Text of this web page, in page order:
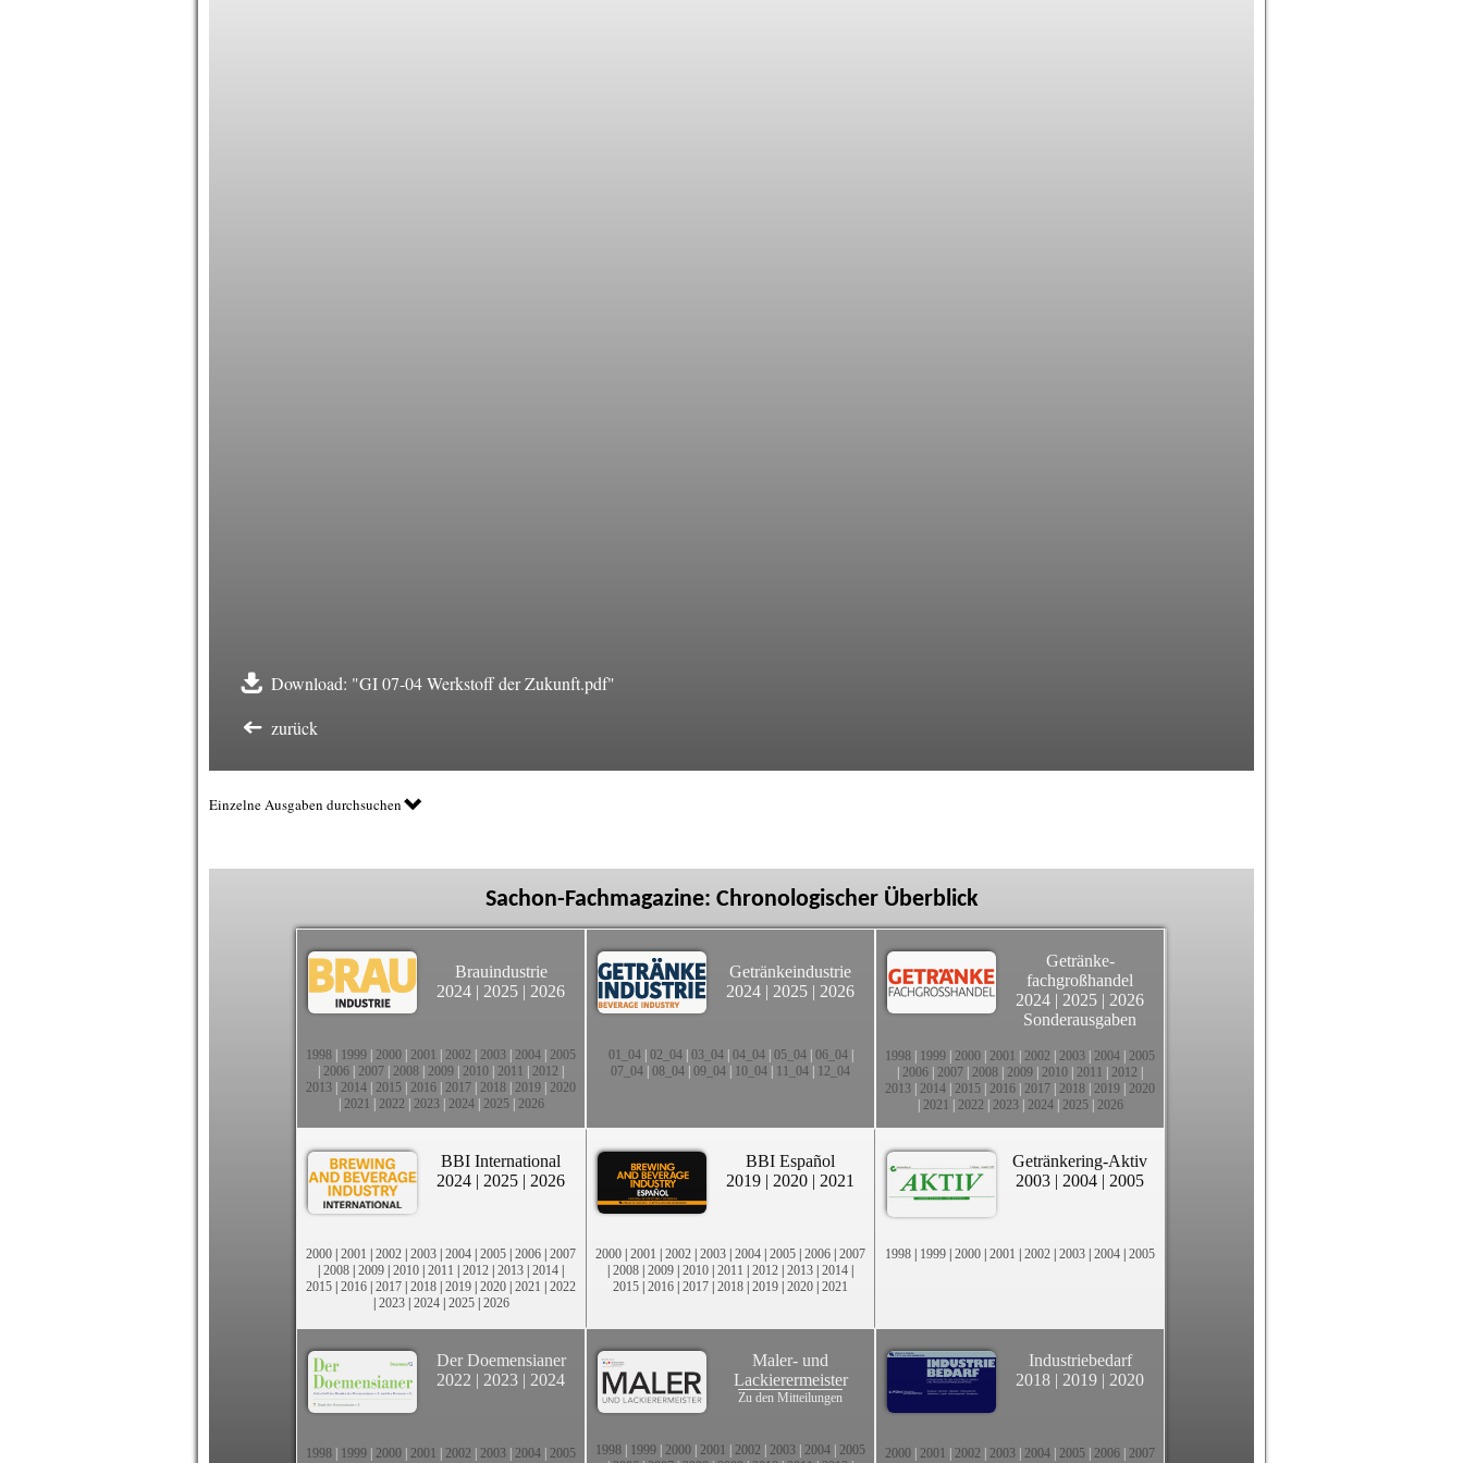
Download: "GI 07-04 Werkstoff der Zukunft.pdf"
zurück
Einzelne Ausgaben durchsuchen
Sachon-Fachmagazine: Chronologischer Überblick
Brauindustrie
2024 | 2025 | 2026
1998 1999 2000 2001 2002 2003 2004 2005
2006 2007 2008 2009 2010 2011 2012
2013 2014 2015 2016 2017 2018 2019 2020
2021 2022 2023| 2024| 2025| 2026
Getränkeindustrie
2024 | 2025 | 2026
01_04| 02_04| 03_04| 04_04| 05_04| 06_04|
07_04 08_04 09_04 10_04 11_04 12_04
Getränke-
fachgroßhandel
2024 | 2025 | 2026
Sonderausgaben
1998 1999 2000 2001 2002 2003 2004 2005
2006 2007 2008 2009 2010 2011 2012
2013 2014 2015 2016 2017 2018 2019 2020
2021 2022 2023| 2024| 2025| 2026
BBI International
2024 | 2025 | 2026
2000 | 2001 | 2002 | 2003 | 2004 | 2005 | 2006 | 2007
| 2008 | 2009 | 2010 | 2011 | 2012 | 2013 | 2014 |
2015 | 2016 | 2017 | 2018 | 2019 | 2020 | 2021 | 2022
| 2023| 2024| 2025| 2026
BBI Español
2019 | 2020 | 2021
2000 | 2001 | 2002 | 2003 | 2004 | 2005 | 2006 | 2007
| 2008 | 2009 | 2010 | 2011 | 2012 | 2013 | 2014 |
2015 | 2016 | 2017 | 2018 | 2019 | 2020 | 2021
Getränkering-Aktiv
2003 | 2004 | 2005
1998 | 1999 | 2000 | 2001 | 2002 | 2003 | 2004 | 2005
Der Doemensianer
2022 | 2023 | 2024
1998 1999 2000 2001 2002 2003 2004 2005
Maler- und
Lackierermeister
Zu den Mitteilungen
1998 1999 2000 2001 2002 2003 2004 2005
Industriebedarf
2018 | 2019 | 2020
2000 2001 2002 2003 2004 2005 2006 2007